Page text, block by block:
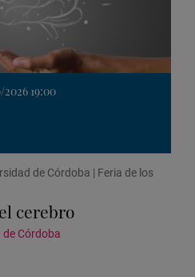
2026 19:00
de Córdoba | Feria de los
cerebro
de Córdoba